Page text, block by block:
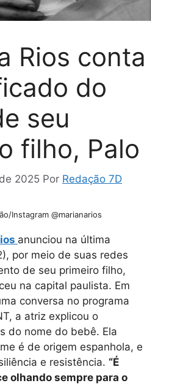
Rios conta
do
seu
filho, Palo
2025 Por Redação 7D
Instagram @marianarios
anunciou na última
por meio de suas redes
de seu primeiro filho,
na capital paulista. Em
conversa no programa
a atriz explicou o
do nome do bebê. Ela
é de origem espanhola, e
e resistência. “É
olhando sempre para o